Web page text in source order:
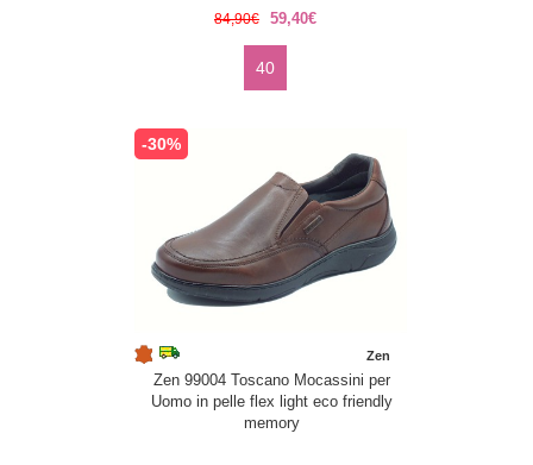
84,90€ 59,40€
40
-30%
Zen
Zen 99004 Toscano Mocassini per
Uomo in pelle flex light eco friendly
memory